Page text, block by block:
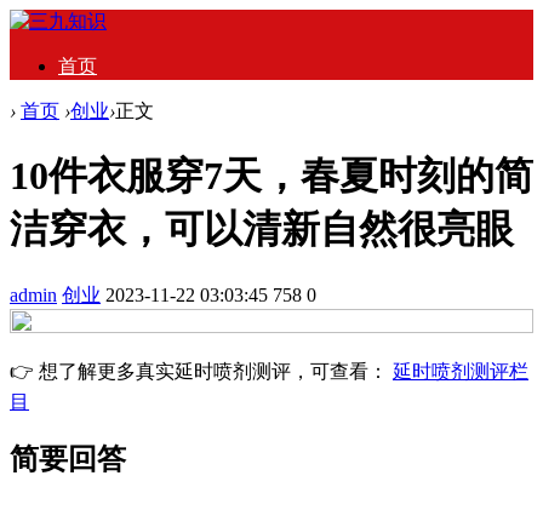
首页
› 首页 ›创业›正文
10件衣服穿7天，春夏时刻的简
洁穿衣，可以清新自然很亮眼
admin 创业 2023-11-22 03:03:45 758 0
👉 想了解更多真实延时喷剂测评，可查看： 延时喷剂测评栏
目
简要回答